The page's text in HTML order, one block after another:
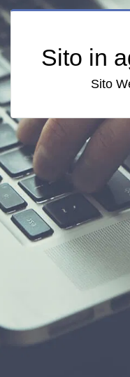
Sito in
Sito